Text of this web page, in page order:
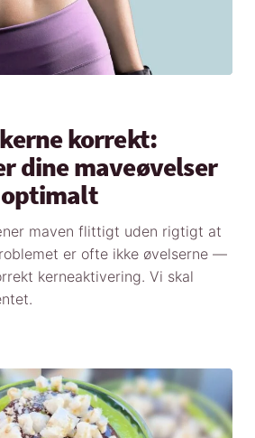
korrekt:
dine maveøvelser
optimalt
maven flittigt uden rigtigt at
er ofte ikke øvelserne —
kerneaktivering. Vi skal